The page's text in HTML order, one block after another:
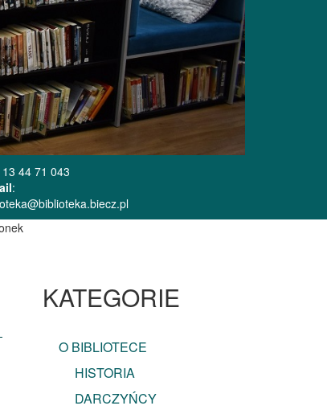
13 44 71 043
:
KATEGORIE
O BIBLIOTECE
HISTORIA
DARCZYŃCY